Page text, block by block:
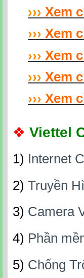
››› Xem
››› Xem
››› Xem
››› Xem
››› Xem
❖ Viettel
1) Internet
2) Truyền
3) Camera
4) Phần
5) Chống